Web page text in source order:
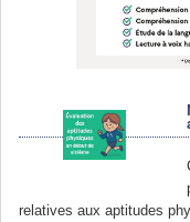
relatives aux aptitudes